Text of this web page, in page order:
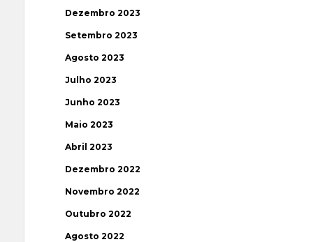
Dezembro 2023
Setembro 2023
Agosto 2023
Julho 2023
Junho 2023
Maio 2023
Abril 2023
Dezembro 2022
Novembro 2022
Outubro 2022
Agosto 2022